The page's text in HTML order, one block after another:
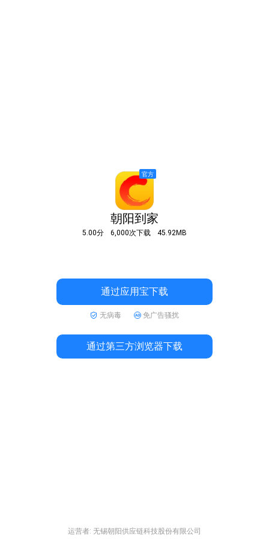
朝阳到家
5.00分 6,000次下载 45.92MB
通过应用宝下载
无病毒 免广告骚扰
通过第三方浏览器下载
运营者: 无锡朝阳供应链科技股份有限公司